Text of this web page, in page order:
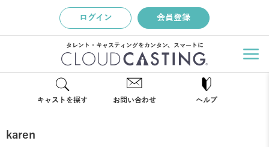
ログイン 会員登録
タレント・キャスティングをカンタン、スマートに
キャストを探す お問い合わせ ヘルプ
karen